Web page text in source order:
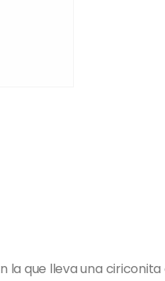
que lleva una